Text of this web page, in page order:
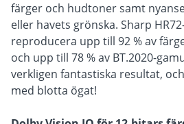
färger och hudtoner samt
eller havets grönska. Sharp
reproducera upp till 92 % av
och upp till 78 % av BT.2020-
verkligen fantastiska resultat,
med blotta ögat!